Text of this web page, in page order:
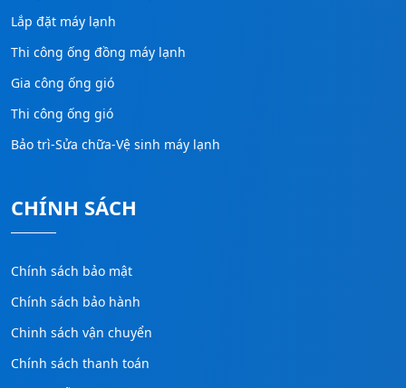
Lắp đặt máy lạnh
Thi công ống đồng máy lạnh
Gia công ống gió
Thi công ống gió
Bảo trì-Sửa chữa-Vệ sinh máy lạnh
CHÍNH SÁCH
Chính sách bảo mật
Chính sách bảo hành
Chinh sách vận chuyển
Chính sách thanh toán